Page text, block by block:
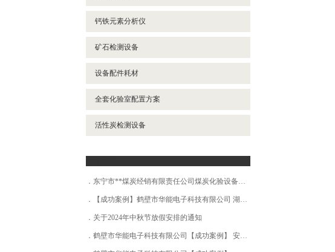
钙铁元素分析仪
矿石检测设备
设备配件耗材
全套化验室配置方案
活性炭检测设备
东宁市**煤炭经销有限责任公司煤炭化验设备成功安装调试
【成功案例】鹤壁市华能电子科技有限公司 湖北宜昌市场**局
关于2024年中秋节放假安排的通知
鹤壁市华能电子科技有限公司【成功案例】 安徽省XX地质局第三勘探队